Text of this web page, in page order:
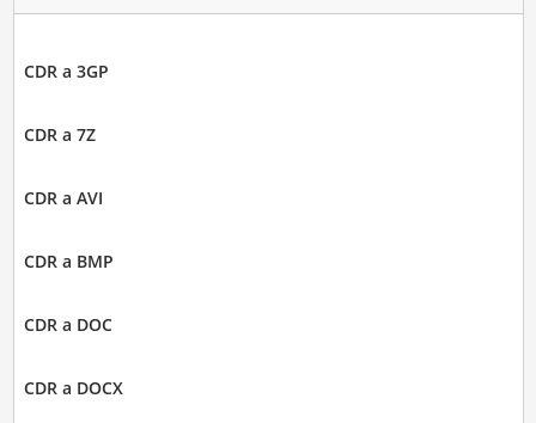
CDR a 3GP
CDR a 7Z
CDR a AVI
CDR a BMP
CDR a DOC
CDR a DOCX